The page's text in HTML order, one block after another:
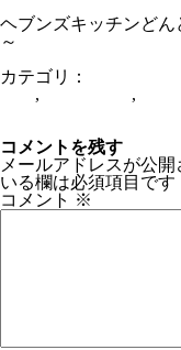
ヘブンズキッチンど
～
カテゴリ：
, ,
コメントを残す
メールアドレスが公開
いる欄は必須項目です
コメント ※